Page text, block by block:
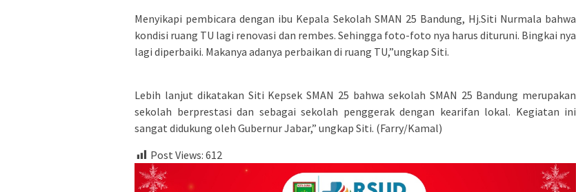
Menyikapi pembicara dengan ibu Kepala Sekolah SMAN 25 Bandung, Hj.Siti Nurmala bahwa
kondisi ruang TU lagi renovasi dan rembes. Sehingga foto-foto nya harus dituruni. Bingkai nya
lagi diperbaiki. Makanya adanya perbaikan di ruang TU,”ungkap Siti.
Lebih lanjut dikatakan Siti Kepsek SMAN 25 bahwa sekolah SMAN 25 Bandung merupakan
sekolah berprestasi dan sebagai sekolah penggerak dengan kearifan lokal. Kegiatan ini
sangat didukung oleh Gubernur Jabar,” ungkap Siti. (Farry/Kamal)
Post Views: 612